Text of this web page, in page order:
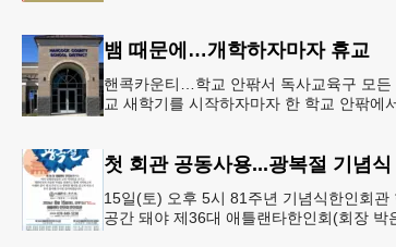
뱀 때문에…개학하자마자 휴교
핸콕카운티…학교 안팎서 독사교육구 모든
교 새학기를 시작하자마자 한 학교 안팎에
첫 회관 공동사용...광복절 기념식
15일(토) 오후 5시 81주년 기념식한인회관
공간 돼야 제36대 애틀랜타한인회(회장 박